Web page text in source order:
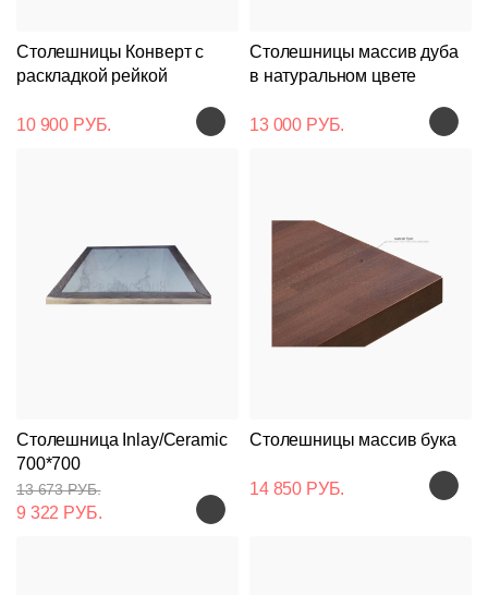
Столешницы Конверт с
раскладкой рейкой
10 900 РУБ.
Столешницы массив дуба
в натуральном цвете
13 000 РУБ.
Столешница Inlay/Ceramic
700*700
13 673 РУБ.
9 322 РУБ.
Столешницы массив бука
14 850 РУБ.